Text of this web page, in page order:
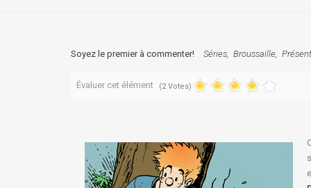
Soyez le premier à commenter! Séries Broussaille
Évaluer cet élément (2 Votes)